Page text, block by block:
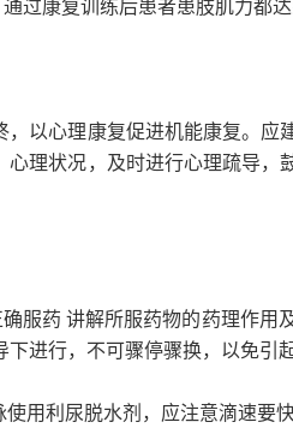
，以心理康复促进机能康复。应
心理状况，及时进行心理疏导
服药 讲解所服药物的药理作
进行，不可骤停骤换，以免引起
用利尿脱水剂，应注意滴速要